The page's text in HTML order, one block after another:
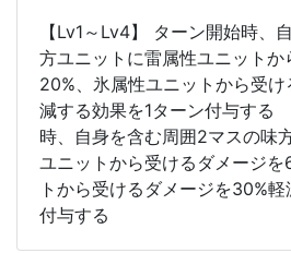
【Lv1～Lv4】 ターン開始時、
方ユニットに雷属性ユニットか
20%、氷属性ユニットから受け
減する効果を1ターン付与する
時、自身を含む周囲2マスの味
ユニットから受けるダメージを
トから受けるダメージを30%
付与する